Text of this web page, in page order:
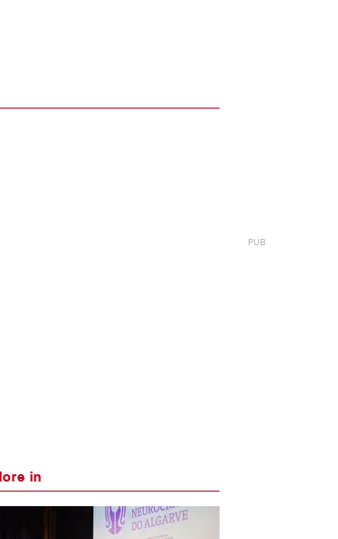
in